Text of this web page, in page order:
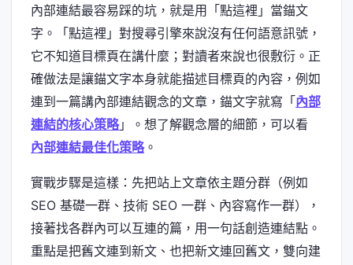
內部連結最容易踩的坑，就是用「點這裡」當錨文
字。「點這裡」對搜尋引擎來說沒有任何語意訊號，
它不知道目標頁在講什麼；對讀者來說也很敷衍。正
確做法是讓錨文字本身就能描述目標頁的內容，例如
連到一篇講內部連結觀念的文章，錨文字就寫「內部
連結的核心策略」。想了解觀念層的細節，可以看
內部連結最佳化策略。
實戰步驟是這樣：先把站上文章依主題分群（例如
SEO 基礎一群、技術 SEO 一群、內容寫作一群），
接著找各群內可以互連的篇，用一句話創造連結點。
重點是把舊文連到新文、也把新文連回舊文，雙向建